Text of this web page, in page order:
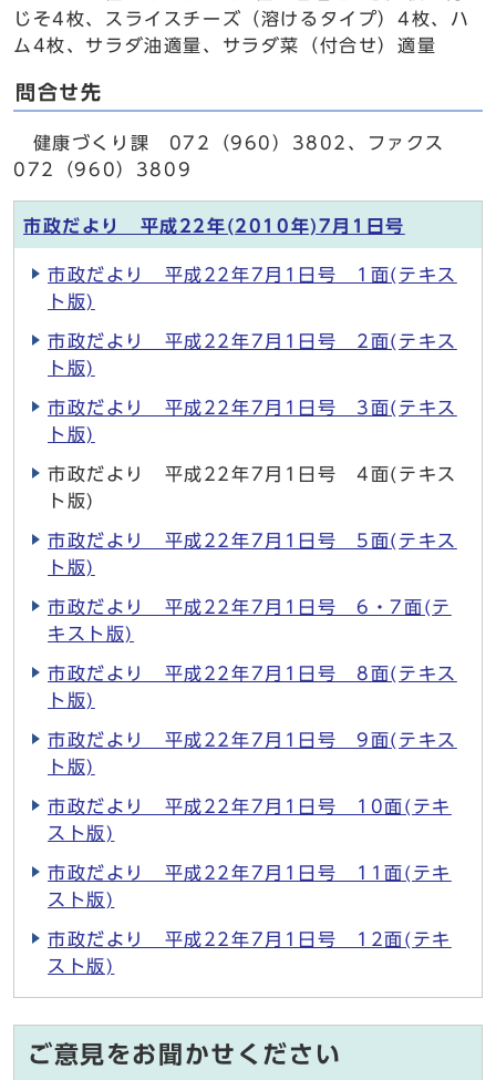
じそ4枚、スライスチーズ（溶けるタイプ）4枚、ハ
ム4枚、サラダ油適量、サラダ菜（付合せ）適量
問合せ先
健康づくり課 072（960）3802、ファクス
072（960）3809
市政だより 平成22年(2010年)7月1日号
市政だより 平成22年7月1日号 1面(テキス
ト版)
市政だより 平成22年7月1日号 2面(テキス
ト版)
市政だより 平成22年7月1日号 3面(テキス
ト版)
市政だより 平成22年7月1日号 4面(テキス
ト版)
市政だより 平成22年7月1日号 5面(テキス
ト版)
市政だより 平成22年7月1日号 6・7面(テ
キスト版)
市政だより 平成22年7月1日号 8面(テキス
ト版)
市政だより 平成22年7月1日号 9面(テキス
ト版)
市政だより 平成22年7月1日号 10面(テキ
スト版)
市政だより 平成22年7月1日号 11面(テキ
スト版)
市政だより 平成22年7月1日号 12面(テキ
スト版)
ご意見をお聞かせください